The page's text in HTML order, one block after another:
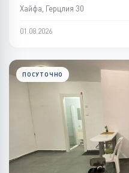
Хайфа, Герцлия 30
01.08.2026
ПОСУТОЧНО